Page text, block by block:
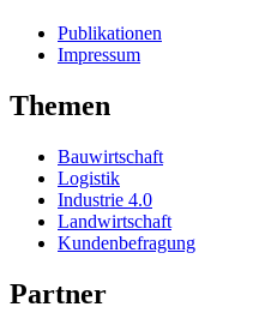
Publikationen
Impressum
Themen
Bauwirtschaft
Logistik
Industrie 4.0
Landwirtschaft
Kundenbefragung
Partner